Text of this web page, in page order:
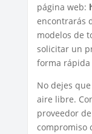
página web:
encontrarás
modelos de
solicitar un
forma rápida
No dejes
aire libre.
proveedor
compromiso